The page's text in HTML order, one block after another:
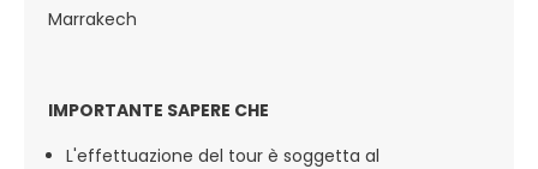
Marrakech
IMPORTANTE SAPERE CHE
L'effettuazione del tour è soggetta al